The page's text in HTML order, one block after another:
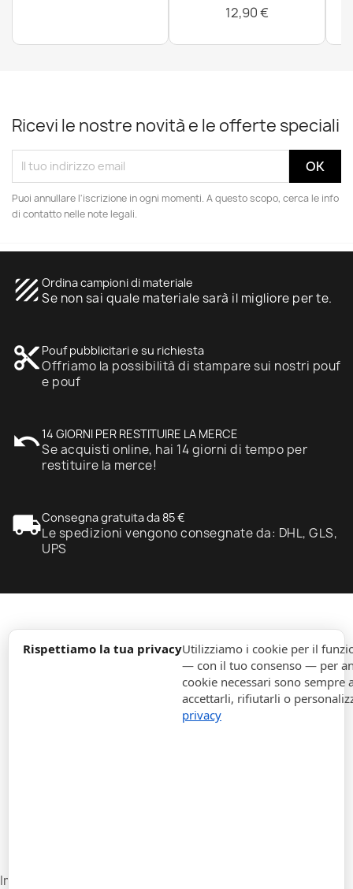
Rispettiamo la tua privacyUtilizziamo i cookie per il
— con il tuo consenso — per
cookie necessari sono
accettarli, rifiutarli o
privacy
12,90 €
Ricevi le nostre novità e le offerte speciali
Puoi annullare l'iscrizione in ogni momenti. A questo scopo, cerca le info
di contatto nelle note legali.
texture Ordina campioni di materiale
Se non sai quale materiale sarà il migliore per te.
content_cut Pouf pubblicitari e su richiesta
Offriamo la possibilità di stampare sui nostri pouf
e pouf
undo14 GIORNI PER RESTITUIRE LA MERCE
Se acquisti online, hai 14 giorni di tempo per
restituire la merce!
local_shippingConsegna gratuita da 85 €
Le spedizioni vengono consegnate da: DHL, GLS,
UPS
expand_more
expand_more
Impostazioni cookie